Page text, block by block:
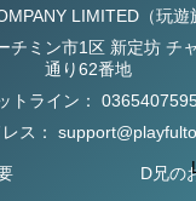
LIMITED（玩遊
チミン市1区 新定坊 チ
通り62番地
トライン：
ス：
D兄の